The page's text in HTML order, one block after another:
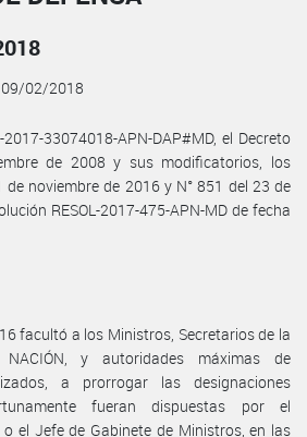
09/02/2018
2017-33074018-APN-DAP#MD, el Decreto
de 2008 y sus modificatorios, los
de noviembre de 2016 y N° 851 del 23 de
RESOL-2017-475-APN-MD de fecha
facultó a los Ministros, Secretarios de la
NACIÓN, y autoridades máximas de
a prorrogar las designaciones
fueran dispuestas por el
el Jefe de Gabinete de Ministros, en las